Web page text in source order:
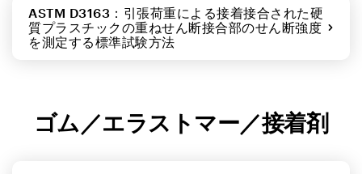
ASTM D3163：引張荷重による接着接合された硬
質プラスチックの重ねせん断接合部のせん断強度
を測定する標準試験方法
ゴム／エラストマー／接着剤